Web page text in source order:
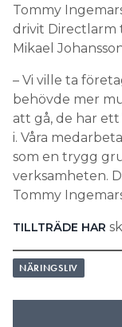
Tommy
drivit Directlarm
Mikael
– Vi ville ta
behövde mer
att gå, de har ett
i. Våra
som en trygg
verksamheten.
Tommy
TILLTRÄDE HAR
NÄRINGSLIV